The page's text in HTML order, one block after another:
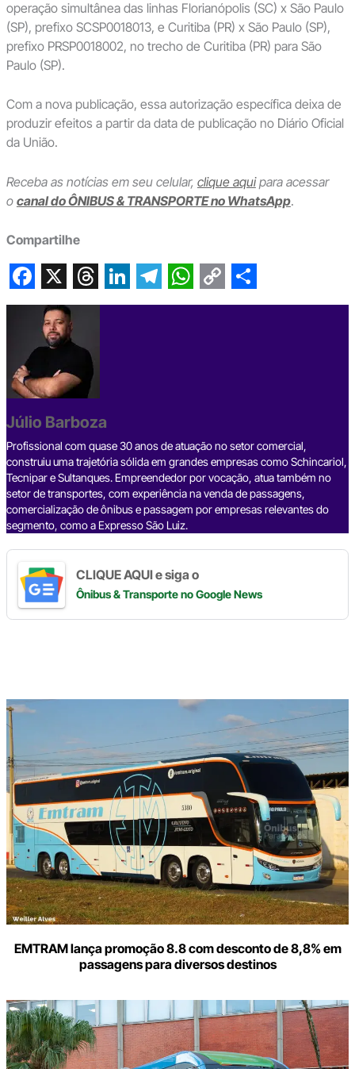
operação simultânea das linhas Florianópolis (SC) x São Paulo
(SP), prefixo SCSP0018013, e Curitiba (PR) x São Paulo (SP),
prefixo PRSP0018002, no trecho de Curitiba (PR) para São
Paulo (SP).
Com a nova publicação, essa autorização específica deixa de
produzir efeitos a partir da data de publicação no Diário Oficial
da União.
Receba as notícias em seu celular, clique aquipara acessar
o canal do ÔNIBUS & TRANSPORTE no WhatsApp.
Compartilhe
F
e
b
o
o
k
X T
h
r
e
a
d
s
L
d
I
n
T
a
m
W
p
p
C
n
k
S
Júlio Barboza
Profissional com quase 30 anos de atuação no setor comercial,
construiu uma trajetória sólida em grandes empresas como Schincariol,
Tecnipar e Sultanques. Empreendedor por vocação, atua também no
setor de transportes, com experiência na venda de passagens,
comercialização de ônibus e passagem por empresas relevantes do
segmento, como a Expresso São Luiz.
CLIQUE AQUI e siga o
Ônibus & Transporteno Google News
EMTRAM lança promoção 8.8 com desconto de 8,8% em
passagens para diversos destinos
Digite
aqui
o
seu
e-
mail